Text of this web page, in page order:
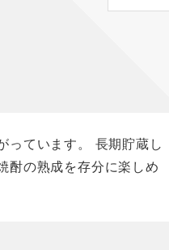
っています。 長期貯蔵し
酎の熟成を存分に楽しめ